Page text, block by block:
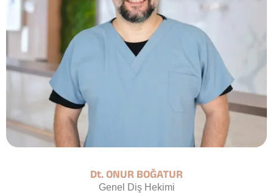
Dt. ONUR BOĞATUR
Genel Diş Hekimi